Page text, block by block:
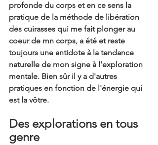
profonde du corps et en ce sens la
pratique de la méthode de libération
des cuirasses qui me fait plonger au
coeur de mn corps, a été et reste
toujours une antidote à la tendance
naturelle de mon signe à l’exploration
mentale. Bien sûr il y a d'autres
pratiques en fonction de l'énergie qui
est la vôtre.
Des explorations en tous
genre